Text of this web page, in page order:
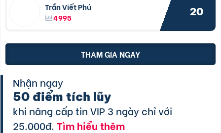
Trần Viết Phú
4995
20
THAM GIA NGAY
Nhận ngay
50 điểm tích lũy
khi nâng cấp tin VIP 3 ngày chỉ với
25.000đ.Tìm hiểu thêm